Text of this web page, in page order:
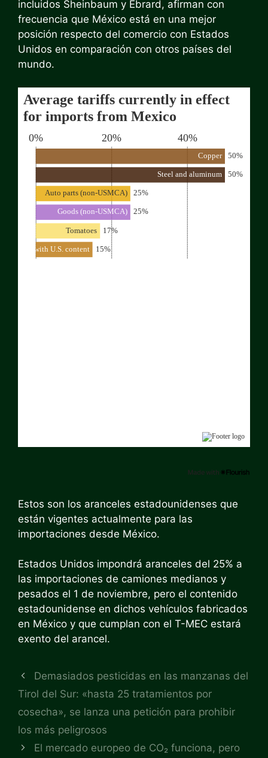
incluidos Sheinbaum y Ebrard, afirman con
frecuencia que México está en una mejor
posición respecto del comercio con Estados
Unidos en comparación con otros países del
mundo.
Estos son los aranceles estadounidenses que
están vigentes actualmente para las
importaciones desde México.
Estados Unidos impondrá aranceles del 25% a
las importaciones de camiones medianos y
pesados ​​el 1 de noviembre, pero el contenido
estadounidense en dichos vehículos fabricados
en México y que cumplan con el T-MEC estará
exento del arancel.
Demasiados pesticidas en las manzanas del
Tirol del Sur: «hasta 25 tratamientos por
cosecha», se lanza una petición para prohibir
los más peligrosos
El mercado europeo de CO₂ funciona, pero